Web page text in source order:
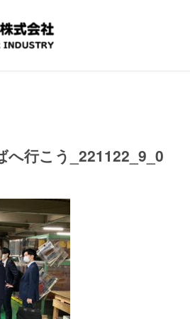
へ行こう_221122_9_0